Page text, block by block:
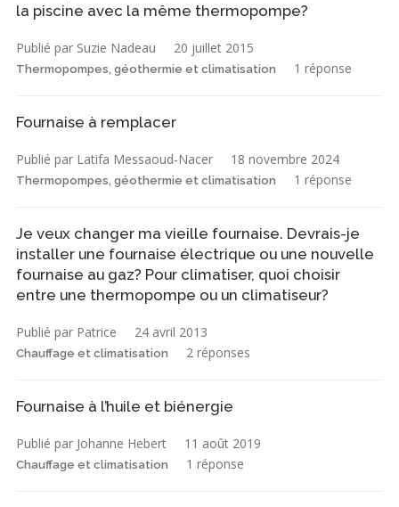
la piscine avec la même thermopompe?
Publié par Suzie Nadeau 20 juillet 2015
Thermopompes, géothermie et climatisation 1 réponse
Fournaise à remplacer
Publié par Latifa Messaoud-Nacer 18 novembre 2024
Thermopompes, géothermie et climatisation 1 réponse
Je veux changer ma vieille fournaise. Devrais-je
installer une fournaise électrique ou une nouvelle
fournaise au gaz? Pour climatiser, quoi choisir
entre une thermopompe ou un climatiseur?
Publié par Patrice 24 avril 2013
Chauffage et climatisation 2 réponses
Fournaise à l’huile et biénergie
Publié par Johanne Hebert 11 août 2019
Chauffage et climatisation 1 réponse